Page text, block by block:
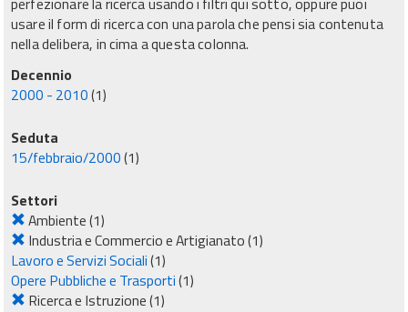
usare il form di ricerca con una parola che pensi sia contenuta
nella delibera, in cima a questa colonna.
Decennio
2000 - 2010(1)
Seduta
15/febbraio/2000(1)
Settori
Ambiente(1)
Industria e Commercio e Artigianato(1)
Lavoro e Servizi Sociali(1)
Opere Pubbliche e Trasporti(1)
Ricerca e Istruzione(1)